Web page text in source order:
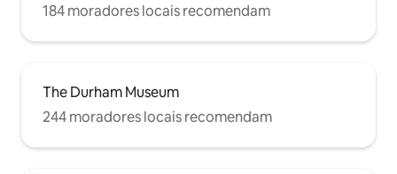
184 moradores locais recomendam
The Durham Museum
244 moradores locais recomendam